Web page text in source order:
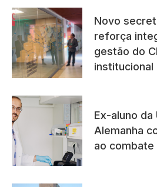
Novo
reforça
gestão do
institucional
Ex-aluno da
Alemanha
ao